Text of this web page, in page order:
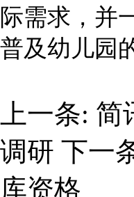
际需求，并
普及幼儿园
上一条: 简
调研 下一
库资格